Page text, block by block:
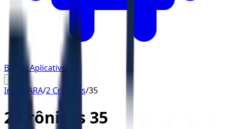
Baixar Aplicativo
☰
Início ARA/2 Crônicas/35
2 Crônicas 35